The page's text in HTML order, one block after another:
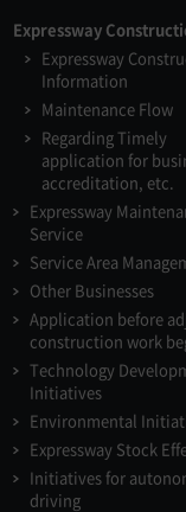
Expressway
Expressway
Information
Maintenance Flow
Regarding Timely
application for
accreditation, etc.
Expressway
Service
Service Area
Other Businesses
Application before
construction work
Technology
Initiatives
Environmental
Expressway Stock
Initiatives for
driving